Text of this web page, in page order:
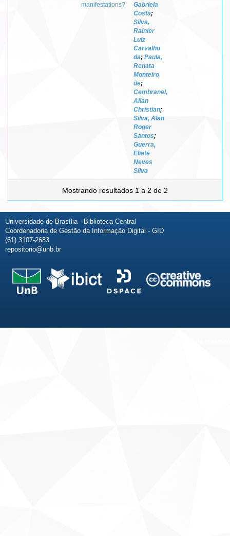
manifestations?
Gabriela
Costa;
Silva,
Rainier
Luiz
Carvalho
da; Paula,
Renata
Monteiro
de;
Cembranel,
Allan
Christian;
Silva, Alan
Roger
Santos;
Guerra,
Eliete
Neves
Silva
Mostrando resultados 1 a 2 de 2
Universidade de Brasília - Biblioteca Central
Coordenadoria de Gestão da Informação Digital - GID
(61) 3107-2683
repositorio@unb.br